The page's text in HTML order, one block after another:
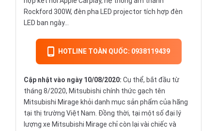
Rockford 300W, đèn pha LED projector tích hợp đèn
LED ban ngày...
HOTLINE TOÀN QUỐC: 0938119439
Cập nhật vào ngày 10/08/2020: Cụ thể, bắt đầu từ
tháng 8/2020, Mitsubishi chính thức gạch tên
Mitsubishi Mirage khỏi danh mục sản phẩm của hãng
tại thị trường Việt Nam. Đồng thời, tại một số đại lý
lượng xe Mitsubishi Mirage chỉ còn lại vài chiếc và